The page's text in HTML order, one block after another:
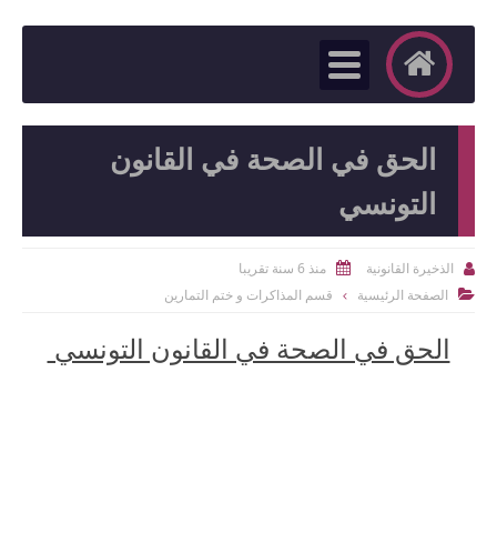
الحق في الصحة في القانون
التونسي
 الذخيرة القانونية  منذ 6 سنة تقريبا
 الصفحة الرئيسية قسم المذاكرات و ختم التمارين
الحق في الصحة في القانون التونسي